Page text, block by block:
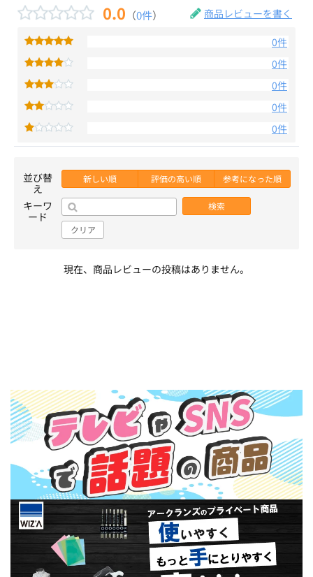
0.0 （0件） 商品レビューを書く
0件
0件
0件
0件
0件
並び替
え
新しい順 評価の高い順 参考になった順
キーワ
ード
検索
クリア
現在、商品レビューの投稿はありません。